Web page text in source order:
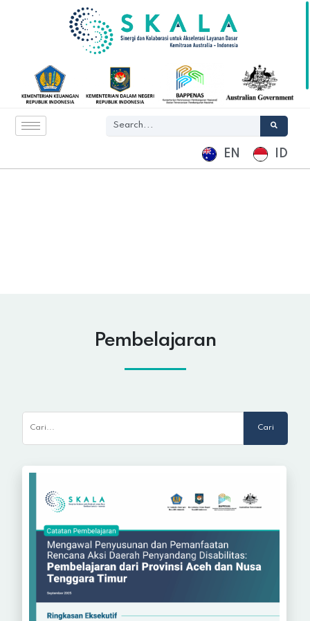
EN ID
Pembelajaran
Cari